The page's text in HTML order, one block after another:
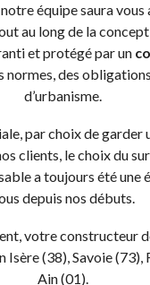
notre équipe saura
au long de la
et protégé par un
normes, des
d’urbanisme.
par choix de garder
clients, le choix du
a toujours été une
depuis nos débuts.
votre constructeur
Isère (38), Savoie (73),
Ain (01).